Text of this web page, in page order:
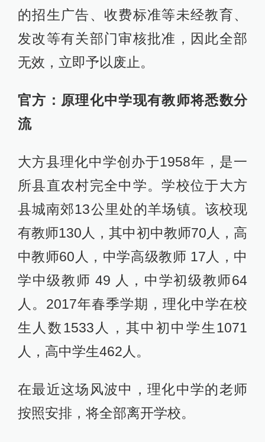
的招生广告、收费标准等未经教育、
发改等有关部门审核批准，因此全部
无效，立即予以废止。
官方：原理化中学现有教师将悉数分
流
大方县理化中学创办于1958年，是一
所县直农村完全中学。学校位于大方
县城南郊13公里处的羊场镇。该校现
有教师130人，其中初中教师70人，高
中教师60人，中学高级教师 17人，中
学中级教师 49 人，中学初级教师64
人。2017年春季学期，理化中学在校
生人数1533人，其中初中学生1071
人，高中学生462人。
在最近这场风波中，理化中学的老师
按照安排，将全部离开学校。